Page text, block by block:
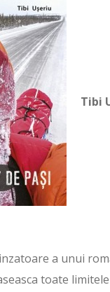
Tibi
a unui
toate limitele